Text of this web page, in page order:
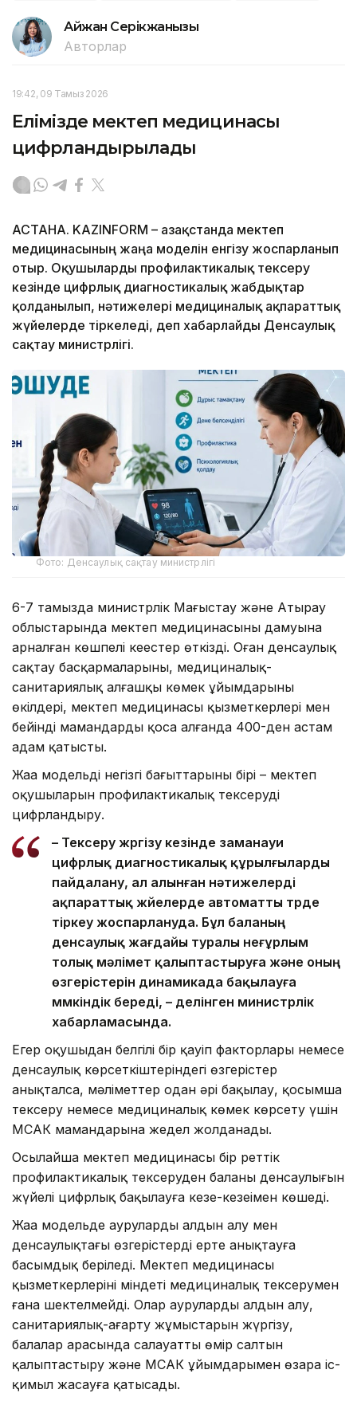
Айжан Серікжанқызы
Авторлар
19:42, 09 Тамыз 2026
Елімізде мектеп медицинасы
цифрландырылады
АСТАНА. KAZINFORM – Қазақстанда мектеп
медицинасының жаңа моделін енгізу жоспарланып
отыр. Оқушыларды профилактикалық тексеру
кезінде цифрлық диагностикалық жабдықтар
қолданылып, нәтижелері медициналық ақпараттық
жүйелерде тіркеледі, деп хабарлайды Денсаулық
сақтау министрлігі.
Фото: Денсаулық сақтау министрлігі
6-7 тамызда министрлік Маңғыстау және Атырау
облыстарында мектеп медицинасының дамуына
арналған көшпелі кеңестер өткізді. Оған денсаулық
сақтау басқармаларының, медициналық-
санитариялық алғашқы көмек ұйымдарының
өкілдері, мектеп медицинасы қызметкерлері мен
бейінді мамандарды қоса алғанда 400-ден астам
адам қатысты.
Жаңа модельдің негізгі бағыттарының бірі – мектеп
оқушыларын профилактикалық тексеруді
цифрландыру.
– Тексеру жүргізу кезінде заманауи
цифрлық диагностикалық құрылғыларды
пайдалану, ал алынған нәтижелерді
ақпараттық жүйелерде автоматты түрде
тіркеу жоспарлануда. Бұл баланың
денсаулық жағдайы туралы неғұрлым
толық мәлімет қалыптастыруға және оның
өзгерістерін динамикада бақылауға
мүмкіндік береді, – делінген министрлік
хабарламасында.
Егер оқушыдан белгілі бір қауіп факторлары немесе
денсаулық көрсеткіштеріндегі өзгерістер
анықталса, мәліметтер одан әрі бақылау, қосымша
тексеру немесе медициналық көмек көрсету үшін
МСАК мамандарына жедел жолданады.
Осылайша мектеп медицинасы бір реттік
профилактикалық тексеруден баланың денсаулығын
жүйелі цифрлық бақылауға кезең-кезеңімен көшеді.
Жаңа модельде аурулардың алдын алу мен
денсаулықтағы өзгерістерді ерте анықтауға
басымдық беріледі. Мектеп медицинасы
қызметкерлерінің міндеті медициналық тексерумен
ғана шектелмейді. Олар аурулардың алдын алу,
санитариялық-ағарту жұмыстарын жүргізу,
балалар арасында салауатты өмір салтын
қалыптастыру және МСАК ұйымдарымен өзара іс-
қимыл жасауға қатысады.